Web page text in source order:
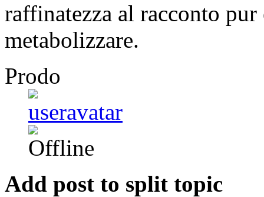
raffinatezza al racconto
metabolizzare.
Prodo
Add post to split topic